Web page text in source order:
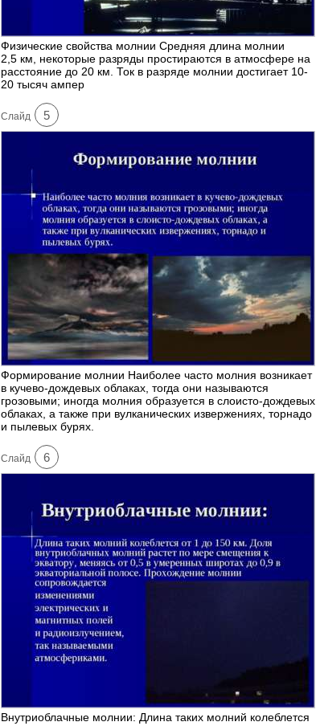
Физические свойства молнии Средняя длина молнии
2,5 км, некоторые разряды простираются в атмосфере на
расстояние до 20 км. Ток в разряде молнии достигает 10-
20 тысяч ампер
Cлайд 5
Формирование молнии Наиболее часто молния возникает
в кучево-дождевых облаках, тогда они называются
грозовыми; иногда молния образуется в слоисто-дождевых
облаках, а также при вулканических извержениях, торнадо
и пылевых бурях.
Cлайд 6
Внутриоблачные молнии: Длина таких молний колеблется